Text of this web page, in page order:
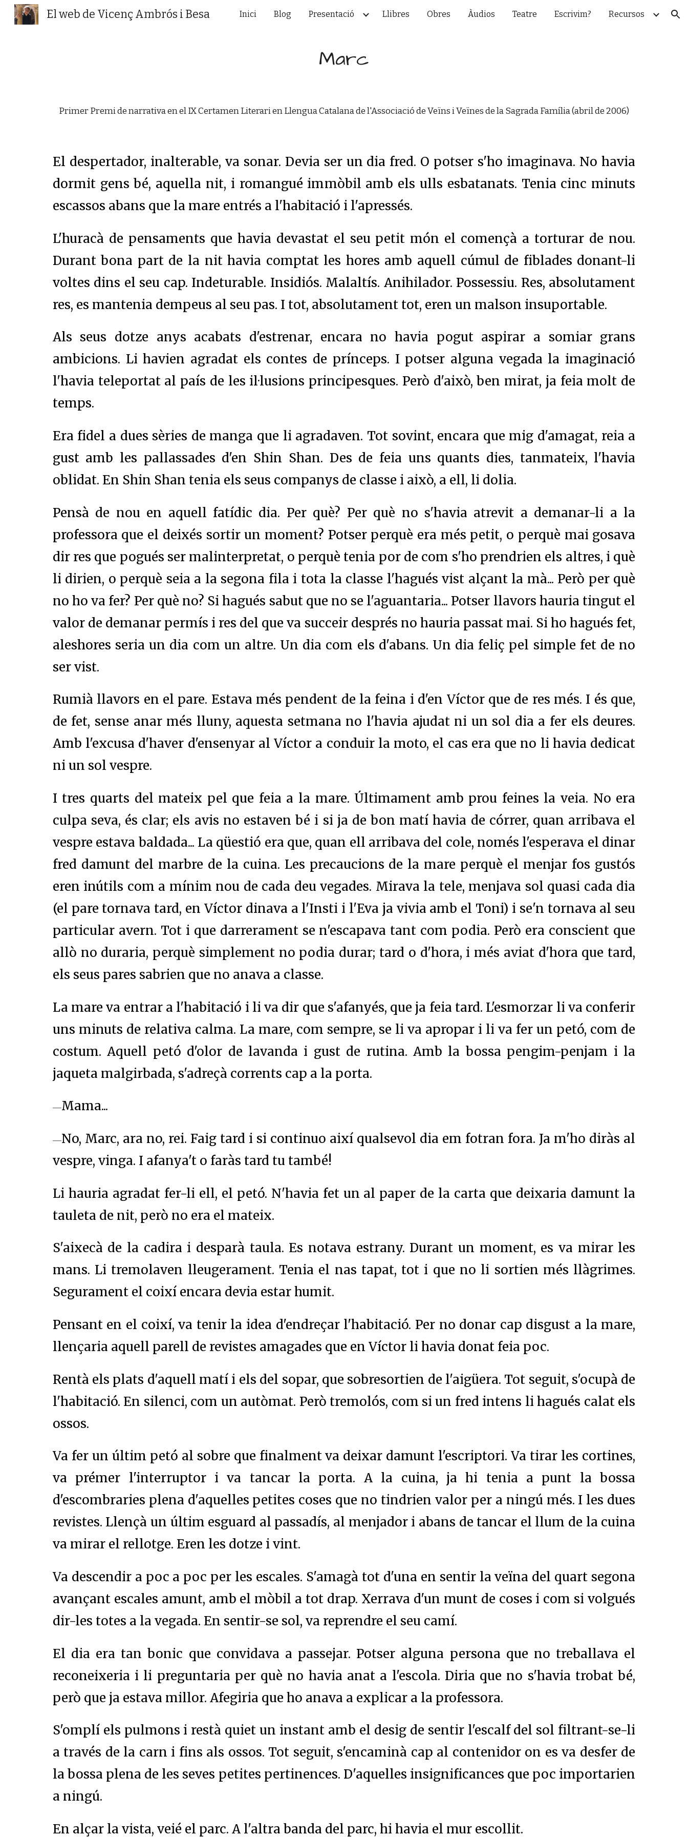
Skip to main content Skip to navigation
El web de Vicenç Ambrós i Besa Inici Blog Presentació Llibres Obres Àudios Teatre Escrivim? Recursos
Marc
Primer Premi denarrativaen elIXCertamen Literari en Llengua Catalana de l'Associació de Veïns i Veïnes de la Sagrada Família (abril de 2006)
El despertador, inalterable, va sonar. Devia ser un dia fred. O potser s'ho imaginava. No havia
dormit gens bé, aquella nit, i romangué immòbil amb els ulls esbatanats. Tenia cinc minuts
escassos abans que la mare entrés a l'habitació i l'apressés.
L'huracà de pensaments que havia devastat el seu petit món el començà a torturar de nou.
Durant bona part de la nit havia comptat les hores amb aquell cúmul de fiblades donant-li
voltes dins el seu cap. Indeturable. Insidiós. Malaltís. Anihilador. Possessiu. Res, absolutament
res, es mantenia dempeus al seu pas. I tot, absolutament tot, eren un malson insuportable.
Als seus dotze anys acabats d'estrenar, encara no havia pogut aspirar a somiar grans
ambicions. Li havien agradat els contes de prínceps. I potser alguna vegada la imaginació
l'havia teleportat al país de les il·lusions principesques. Però d'això, ben mirat, ja feia molt de
temps.
Era fidel a dues sèries de manga que li agradaven. Tot sovint, encara que mig d'amagat, reia a
gust amb les pallassades d'en Shin Shan. Des de feia uns quants dies, tanmateix, l'havia
oblidat. En Shin Shan tenia els seus companys de classe i això, a ell, li dolia.
Pensà de nou en aquell fatídic dia. Per què? Per què no s'havia atrevit a demanar-li a la
professora que el deixés sortir un moment? Potser perquè era més petit, o perquè mai gosava
dir res que pogués ser malinterpretat, o perquè tenia por de com s'ho prendrien els altres, i què
li dirien, o perquè seia a la segona fila i tota la classe l'hagués vist alçant la mà... Però per què
no ho va fer? Per què no? Si hagués sabut que no se l'aguantaria... Potser llavors hauria tingut el
valor de demanar permís i res del que va succeir després no hauria passat mai. Si ho hagués fet,
aleshores seria un dia com un altre. Un dia com els d'abans. Un dia feliç pel simple fet de no
ser vist.
Rumià llavors en el pare. Estava més pendent de la feina i d'en Víctor que de res més. I és que,
de fet, sense anar més lluny, aquesta setmana no l'havia ajudat ni un sol dia a fer els deures.
Amb l'excusa d'haver d'ensenyar al Víctor a conduir la moto, el cas era que no li havia dedicat
ni un sol vespre.
I tres quarts del mateix pel que feia a la mare. Últimament amb prou feines la veia. No era
culpa seva, és clar; els avis no estaven bé i si ja de bon matí havia de córrer, quan arribava el
vespre estava baldada... La qüestió era que, quan ell arribava del cole, només l'esperava el dinar
fred damunt del marbre de la cuina. Les precaucions de la mare perquè el menjar fos gustós
eren inútils com a mínim nou de cada deu vegades. Mirava la tele, menjava sol quasi cada dia
(el pare tornava tard, en Víctor dinava a l'Insti i l'Eva ja vivia amb el Toni) i se'n tornava al seu
particular avern. Tot i que darrerament se n'escapava tant com podia. Però era conscient que
allò no duraria, perquè simplement no podia durar; tard o d'hora, i més aviat d'hora que tard,
els seus pares sabrien que no anava a classe.
La mare va entrar a l'habitació i li va dir que s'afanyés, que ja feia tard. L'esmorzar li va conferir
uns minuts de relativa calma. La mare, com sempre, se li va apropar i li va fer un petó, com de
costum. Aquell petó d'olor de lavanda i gust de rutina. Amb la bossa pengim-penjam i la
jaqueta malgirbada, s'adreçà corrents cap a la porta.
—Mama...
—No, Marc, ara no, rei. Faig tard i si continuo així qualsevol dia em fotran fora. Ja m'ho diràs al
vespre, vinga. I afanya't o faràs tard tu també!
Li hauria agradat fer-li ell, el petó. N'havia fet un al paper de la carta que deixaria damunt la
tauleta de nit, però no era el mateix.
S'aixecà de la cadira i desparà taula. Es notava estrany. Durant un moment, es va mirar les
mans. Li tremolaven lleugerament. Tenia el nas tapat, tot i que no li sortien més llàgrimes.
Segurament el coixí encara devia estar humit.
Pensant en el coixí, va tenir la idea d'endreçar l'habitació. Per no donar cap disgust a la mare,
llençaria aquell parell de revistes amagades que en Víctor li havia donat feia poc.
Rentà els plats d'aquell matí i els del sopar, que sobresortien de l'aigüera. Tot seguit, s'ocupà de
l'habitació. En silenci, com un autòmat. Però tremolós, com si un fred intens li hagués calat els
ossos.
Va fer un últim petó al sobre que finalment va deixar damunt l'escriptori. Va tirar les cortines,
va prémer l'interruptor i va tancar la porta. A la cuina, ja hi tenia a punt la bossa
d'escombraries plena d'aquelles petites coses que no tindrien valor per a ningú més. I les dues
revistes. Llençà un últim esguard al passadís, al menjador i abans de tancar el llum de la cuina
va mirar el rellotge. Eren les dotze i vint.
Va descendir a poc a poc per les escales. S'amagà tot d'una en sentir la veïna del quart segona
avançant escales amunt, amb el mòbil a tot drap. Xerrava d'un munt de coses i com si volgués
dir-les totes a la vegada. En sentir-se sol, va reprendre el seu camí.
El dia era tan bonic que convidava a passejar. Potser alguna persona que no treballava el
reconeixeria i li preguntaria per què no havia anat a l'escola. Diria que no s'havia trobat bé,
però que ja estava millor. Afegiria que ho anava a explicar a la professora.
S'omplí els pulmons i restà quiet un instant amb el desig de sentir l'escalf del sol filtrant-se-li
a través de la carn i fins als ossos. Tot seguit, s'encaminà cap al contenidor on es va desfer de
la bossa plena de les seves petites pertinences. D'aquelles insignificances que poc importarien
a ningú.
En alçar la vista, veié el parc. A l'altra banda del parc, hi havia el mur escollit.